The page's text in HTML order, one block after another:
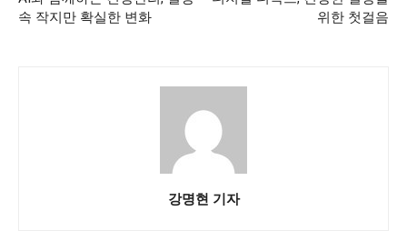
속 작지만 확실한 변화
위한 첫걸음
강명현 기자